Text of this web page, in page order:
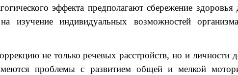
эффекта предполагают сбережение
изучение индивидуальных возможностей
не только речевых расстройств, но и личности
проблемы с развитием общей и мелкой